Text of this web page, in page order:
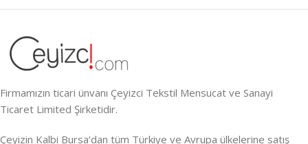
Firmamızın ticari ünvanı Çeyizci Tekstil Mensucat ve Sanayi
Ticaret Limited Şirketidir.
Çeyizin Kalbi Bursa’dan tüm Türkiye ve Avrupa ülkelerine satış